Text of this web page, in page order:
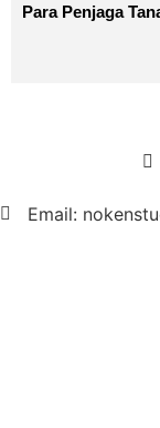
Para Penjaga
Email: